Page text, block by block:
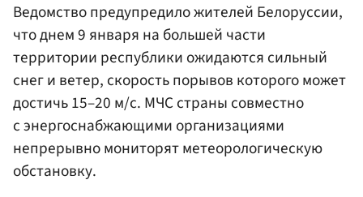
Ведомство предупредило жителей Белоруссии,
что днем 9 января на большей части
территории республики ожидаются сильный
снег и ветер, скорость порывов которого может
достичь 15–20 м/с. МЧС страны совместно
с энергоснабжающими организациями
непрерывно мониторят метеорологическую
обстановку.